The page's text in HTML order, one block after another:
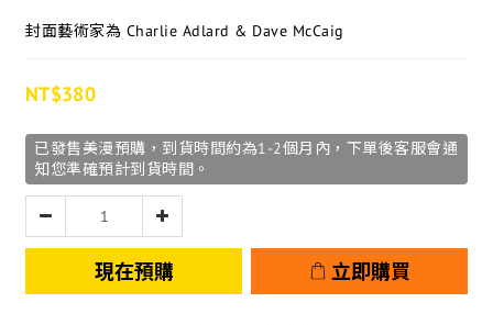
封面藝術家為 Charlie Adlard & Dave McCaig
NT$380
已發售美漫預購，到貨時間約為1-2個月內，下單後客服會通
知您準確預計到貨時間。
現在預購 立即購買